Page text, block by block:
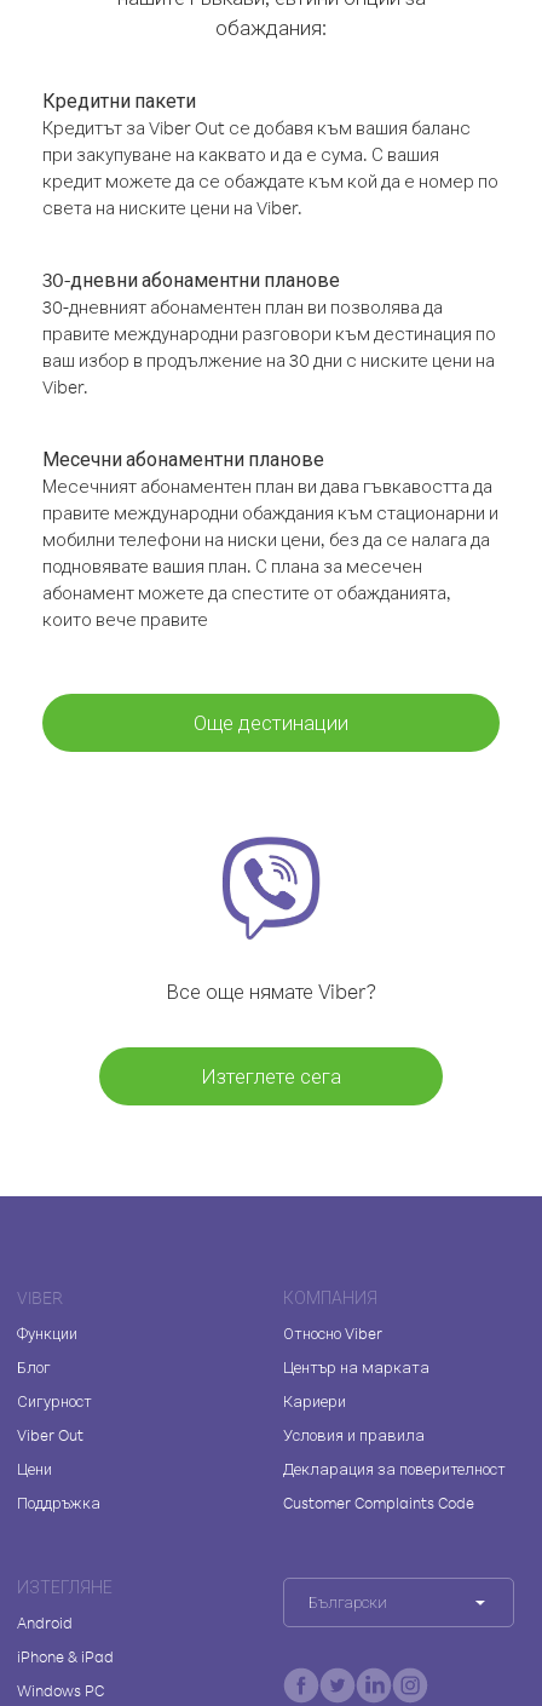
обаждания:
Кредитни пакети
Кредитът за Viber Out се добавя към вашия баланс
при закупуване на каквато и да е сума. С вашия
кредит можете да се обаждате към кой да е номер по
света на ниските цени на Viber.
30-дневни абонаментни планове
30-дневният абонаментен план ви позволява да
правите международни разговори към дестинация по
ваш избор в продължение на 30 дни с ниските цени на
Viber.
Месечни абонаментни планове
Месечният абонаментен план ви дава гъвкавостта да
правите международни обаждания към стационарни и
мобилни телефони на ниски цени, без да се налага да
подновявате вашия план. С плана за месечен
абонамент можете да спестите от обажданията,
които вече правите
Още дестинации
Все още нямате Viber?
Изтеглете сега
VIBER
Функции
Блог
Сигурност
Viber Out
Цени
Поддръжка
КОМПАНИЯ
Относно Viber
Център на марката
Кариери
Условия и правила
Декларация за поверителност
Customer Complaints Code
ИЗТЕГЛЯНЕ
Android
iPhone & iPad
Windows PC
Български